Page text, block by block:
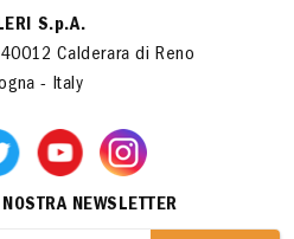
S.p.A.
Calderara di Reno
- Italy
NEWSLETTER